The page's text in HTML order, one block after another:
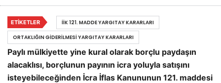
Paylı mülkiyette yine kural olarak borçlu paydaşın
alacaklısı, borçlunun payının icra yoluyla satışını
isteyebileceğinden İcra İflas Kanununun 121. maddesi
ETIKETLER
İİK 121. MADDE YARGITAY KARARLARI
ORTAKLIĞIN GIDERILMESI YARGITAY KARARLARI